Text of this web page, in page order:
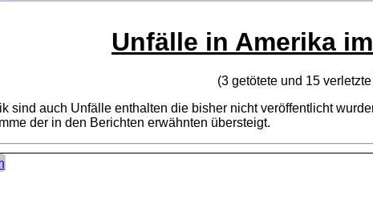
Unfälle in Amerika
(3 getötete und 15 verletzte
sind auch Unfälle enthalten die bisher nicht veröffentlicht
der in den Berichten erwähnten übersteigt.